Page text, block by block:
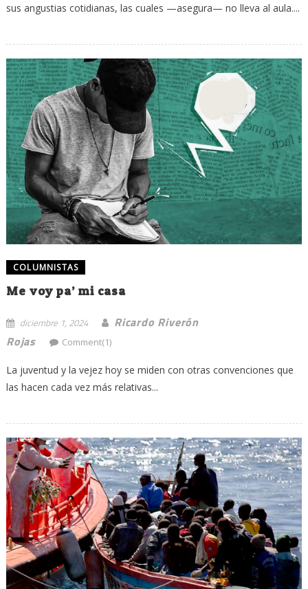
sus angustias cotidianas, las cuales —asegura— no lleva al aula....
COLUMNISTAS
Me voy pa’ mi casa
diciembre 1, 2024
Ricardo Riverón
Rojas
Comment(1)
La juventud y la vejez hoy se miden con otras convenciones que
las hacen cada vez más relativas...